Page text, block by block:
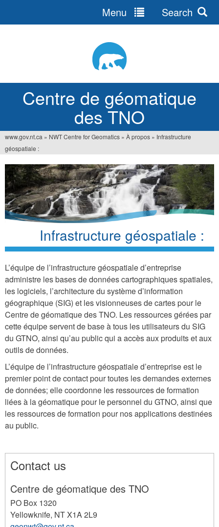
Centre de géomatique
des TNO
Menu Search
You
are
here
www.gov.nt.ca » NWT Centre for Geomatics » À propos » Infrastructure
géospatiale :
Infrastructure géospatiale :
L’équipe de l’infrastructure géospatiale d’entreprise
administre les bases de données cartographiques spatiales,
les logiciels, l’architecture du système d’information
géographique (SIG) et les visionneuses de cartes pour le
Centre de géomatique des TNO. Les ressources gérées par
cette équipe servent de base à tous les utilisateurs du SIG
du GTNO, ainsi qu’au public qui a accès aux produits et aux
outils de données.
L’équipe de l’infrastructure géospatiale d’entreprise est le
premier point de contact pour toutes les demandes externes
de données; elle coordonne les ressources de formation
liées à la géomatique pour le personnel du GTNO, ainsi que
les ressources de formation pour nos applications destinées
au public.
Contact us
Centre de géomatique des TNO
PO Box 1320
Yellowknife, NTX1A 2L9